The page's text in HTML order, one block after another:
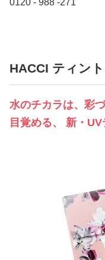
0120 - 988 -271
HACCI ティン
水のチカラは、彩
目覚める、 新・